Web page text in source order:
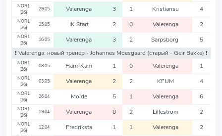
NOR1
(26)
29.05 Valerenga 3 1 Kristiansu 4
NOR1
(26)
25.05 IK Start 2 0 Valerenga 2
NOR1
(26)
16.05 Valerenga 3 2 Sarpsborg
5
❗️ Valerenga: новый тренер - Johannes Moesgaard (старый - Geir Bakke) ❗️
NOR1
(26)
08.05 Ham-Kam 1 0 Valerenga 1
NOR1
(26)
03.05 Valerenga 2 2 KFUM 4
NOR1
(26)
26.04 Molde 5 1 Valerenga 6
NOR1
(26)
19.04 Valerenga 0 2 Lillestrom 2
NOR1
(26)
12.04 Fredriksta 1 1 Valerenga 2